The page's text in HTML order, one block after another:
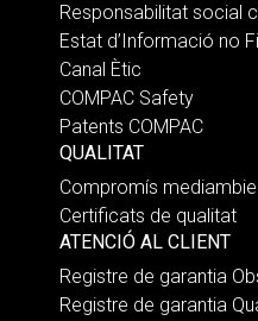
Responsabilitat social
Estat d’Informació no
Canal Ètic
COMPAC Safety
Patents COMPAC
QUALITAT
Compromís
Certificats de qualitat
ATENCIÓ AL CLIENT
Registre de garantia
Registre de garantia